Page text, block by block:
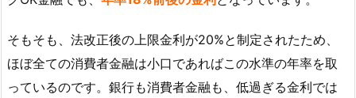
そもそも、法改正後の上限金利が20%と制定されたため、
ほぼ全ての消費者金融は小口であればこの水準の年率を取
っているのです。銀行も消費者金融も、低過ぎる金利では